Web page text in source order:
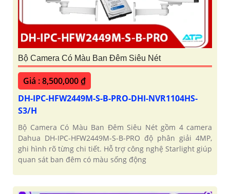
Bộ Camera Có Màu Ban Đêm Siêu Nét
Giá : 8,500,000 ₫
DH-IPC-HFW2449M-S-B-PRO-DHI-NVR1104HS-
S3/H
Bộ Camera Có Màu Ban Đêm Siêu Nét gồm 4 camera
Dahua DH-IPC-HFW2449M-S-B-PRO độ phân giải 4MP,
ghi hình rõ từng chi tiết. Hỗ trợ công nghệ Starlight giúp
quan sát ban đêm có màu sống động